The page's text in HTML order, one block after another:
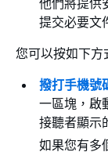
他們將提供
提交必要文
您可以按如下方
撥打手機號
一區塊，啟
接聽者顯示
如果您有多